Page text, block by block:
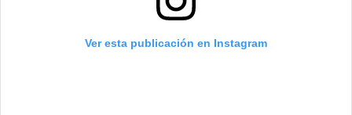
Ver esta publicación en Instagram